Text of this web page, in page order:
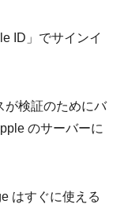
ID」でサインイ
が検証のためにバ
のサーバーに
はすぐに使える